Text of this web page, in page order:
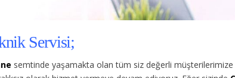
Servisi;
semtinde yaşamakta olan tüm siz değerli müşterilerimize